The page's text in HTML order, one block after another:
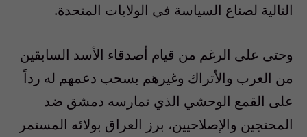
التالية لصناع السياسة في الولايات المتحدة.
وحتى على الرغم من قيام أصدقاء الأسد السابقين
من العرب والأتراك وغيرهم بسحب دعمهم له رداً
على القمع الوحشي الذي تمارسه دمشق ضد
المحتجين والإصلاحيين، برز العراق بولائه المستمر